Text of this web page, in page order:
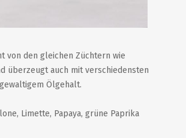
von den gleichen Züchtern wie
überzeugt auch mit verschiedensten
Ölgehalt.
Limette, Papaya, grüne Paprika